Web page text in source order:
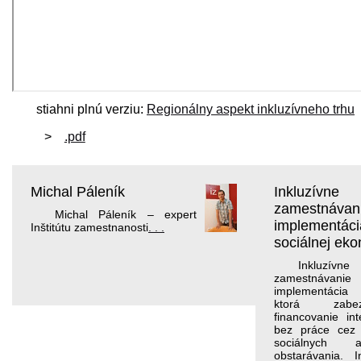
stiahni plnú verziu: Regionálny aspekt inkluzívneho trhu
.pdf
Michal Páleník
Michal Páleník – expert
Inštitútu zamestnanosti
Inkluzívne
sociálnej
Inkluzívne
ktorá
financovanie
bez práce cez
sociálnych
obstarávania.